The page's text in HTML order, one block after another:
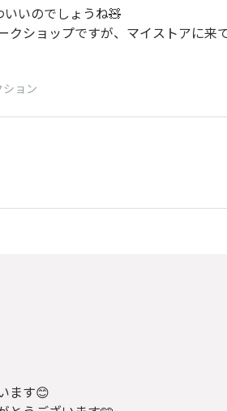
いのでしょうね🧸
クショップですが、マイストアに来
ション
ます😊